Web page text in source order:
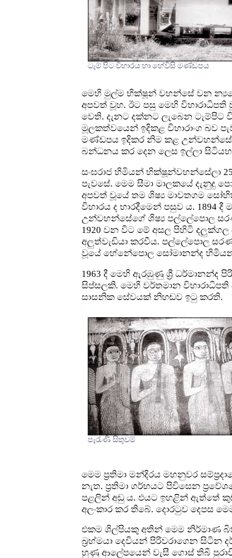
ටැම් පිට විහාරය හා හේවිසි මණ්ඩපය
මෙහි මුල්ම භික්ෂූන් වහන්සේ වන
අපවත් වූහ. ඊට පසු මෙහි
වෙති. දැනට දක්නට ලැබෙන ටැම්පිට
මූලකත්වයෙන් ඉදිකළ විහාරාංග බව
මණ්ඩපය ඉදිකර නිම කළ උන්වහන්සේ
බන්ධනය කර දෙන ලෙස ඉල්ලා
සංඝරාජ හිමියන් භික්ෂූන්වහන්සේලා
පැවසේ. මෙම සීමා මාලකයේ දැනුදු
අපවත් වූයේ තම ශිෂ්‍ය මාවතගම
විහාරය ද භාරදීමෙන් පසුව ය. 1894
උන්වහන්සේගේ ශිෂ්‍ය පල්ලේපොල
1920 වන විට මේ අසල පිහිටි
අලුත්වැඩියා කරවීය. පල්ලේපොල
වූයේ හේනේපොල සෝමානන්ද
1963 දී මෙහි ඇරඹුණු ශ්‍රී ධර්මානන්ද
සිප්සලකි. මෙහි වර්තමාන
සාසනික සේවයක් නිහඬව ඉටු කරති.
පැරැණි සිතුවම්
මෙම ප්‍රතිමා මන්දිරය මහනුවර
නැත. ප්‍රතිමා ගර්භයට පිවිසෙන
පළලින් අඩු ය. එයට ඉහළින් ඇත්තේ
අලංකාර කර තිබේ. දොරටුව දෙපස
එකම ශිල්පියකු අතින් මෙම නිර්මාණ
බ්‍රහ්මයා දෙවියන් පිරිවරාගෙන සිටින
හුණු ආලේපයෙන් වැසී ගොස් තිබී